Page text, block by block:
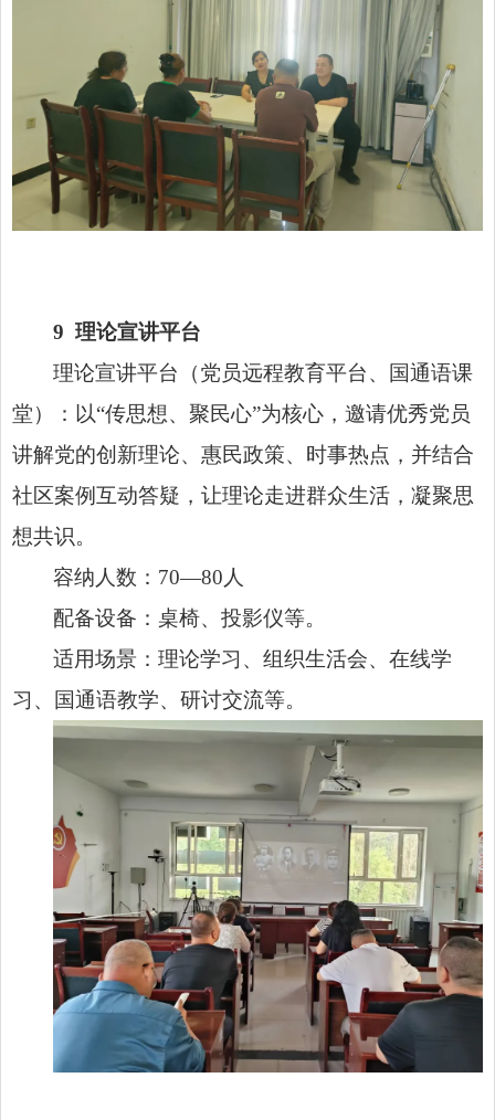
9理论宣讲平台
理论宣讲平台（党员远程教育平台、国通语课
堂）：以“传思想、聚民心”为核心，邀请优秀党员
讲解党的创新理论、惠民政策、时事热点，并结合
社区案例互动答疑，让理论走进群众生活，凝聚思
想共识。
容纳人数：70—80人
配备设备：桌椅、投影仪等。
适用场景：理论学习、组织生活会、在线学
习、国通语教学、研讨交流等。